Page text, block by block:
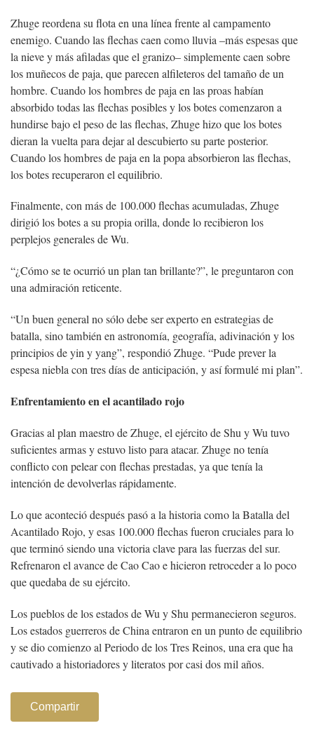
Zhuge reordena su flota en una línea frente al campamento
enemigo. Cuando las flechas caen como lluvia –más espesas que
la nieve y más afiladas que el granizo– simplemente caen sobre
los muñecos de paja, que parecen alfileteros del tamaño de un
hombre. Cuando los hombres de paja en las proas habían
absorbido todas las flechas posibles y los botes comenzaron a
hundirse bajo el peso de las flechas, Zhuge hizo que los botes
dieran la vuelta para dejar al descubierto su parte posterior.
Cuando los hombres de paja en la popa absorbieron las flechas,
los botes recuperaron el equilibrio.
Finalmente, con más de 100.000 flechas acumuladas, Zhuge
dirigió los botes a su propia orilla, donde lo recibieron los
perplejos generales de Wu.
“¿Cómo se te ocurrió un plan tan brillante?”, le preguntaron con
una admiración reticente.
“Un buen general no sólo debe ser experto en estrategias de
batalla, sino también en astronomía, geografía, adivinación y los
principios de yin y yang”, respondió Zhuge. “Pude prever la
espesa niebla con tres días de anticipación, y así formulé mi plan”.
Enfrentamiento en el acantilado rojo
Gracias al plan maestro de Zhuge, el ejército de Shu y Wu tuvo
suficientes armas y estuvo listo para atacar. Zhuge no tenía
conflicto con pelear con flechas prestadas, ya que tenía la
intención de devolverlas rápidamente.
Lo que aconteció después pasó a la historia como la Batalla del
Acantilado Rojo, y esas 100.000 flechas fueron cruciales para lo
que terminó siendo una victoria clave para las fuerzas del sur.
Refrenaron el avance de Cao Cao e hicieron retroceder a lo poco
que quedaba de su ejército.
Los pueblos de los estados de Wu y Shu permanecieron seguros.
Los estados guerreros de China entraron en un punto de equilibrio
y se dio comienzo al Periodo de los Tres Reinos, una era que ha
cautivado a historiadores y literatos por casi dos mil años.
Compartir